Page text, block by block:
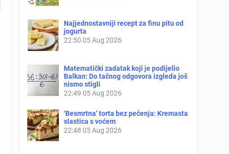
Najjednostavniji recept za finu pitu od
jogurta
22:50 05 Aug 2026
Matematički zadatak koji je podijelio
Balkan: Do tačnog odgovora izgleda još
nismo stigli
22:49 05 Aug 2026
‘Besmrtna’ torta bez pečenja: Kremasta
slastica s voćem
22:48 05 Aug 2026